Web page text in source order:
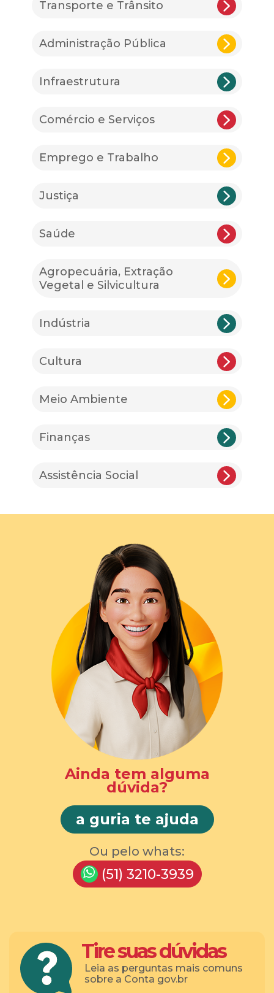
Transporte e Trânsito
Administração Pública
Infraestrutura
Comércio e Serviços
Emprego e Trabalho
Justiça
Saúde
Agropecuária, Extração
Vegetal e Silvicultura
Indústria
Cultura
Meio Ambiente
Finanças
Assistência Social
Ainda tem alguma
dúvida?
a guria te ajuda
Ou pelo whats:
(51) 3210-3939
Tire suas dúvidas
Leia as perguntas mais comuns
sobre a Conta gov.br